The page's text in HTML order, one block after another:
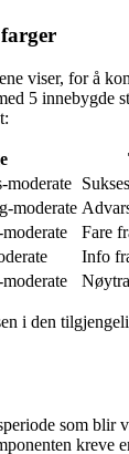
viser, for å
5 innebygde
moderate
moderate
Fare
Info
i den
som blir
kreve